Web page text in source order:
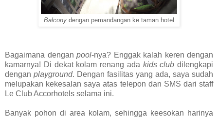
Balcony dengan pemandangan ke taman hotel
Bagaimana dengan pool-nya? Enggak kalah keren dengan
kamarnya! Di dekat kolam renang ada kids club dilengkapi
dengan playground. Dengan fasilitas yang ada, saya sudah
melupakan kekesalan saya atas telepon dan SMS dari staff
Le Club Accorhotels selama ini.
Banyak pohon di area kolam, sehingga keesokan harinya